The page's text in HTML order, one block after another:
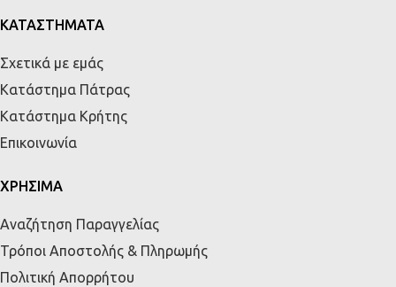
ΚΑΤΑΣΤΗΜΑΤΑ
Σχετικά με εμάς
Κατάστημα Πάτρας
Κατάστημα Κρήτης
Επικοινωνία
ΧΡΗΣΙΜΑ
Αναζήτηση Παραγγελίας
Τρόποι Αποστολής & Πληρωμής
Πολιτική Απορρήτου